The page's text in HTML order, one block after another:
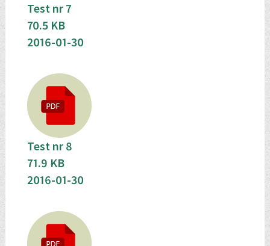
Test nr 7
70.5 KB
2016-01-30
Test nr 8
71.9 KB
2016-01-30